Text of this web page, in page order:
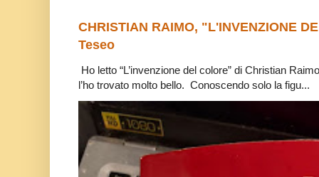
CHRISTIAN RAIMO, "L'INVENZIONE
Teseo
Ho letto “L’invenzione del colore” di Christian
l’ho trovato molto bello. Conoscendo solo la figu...